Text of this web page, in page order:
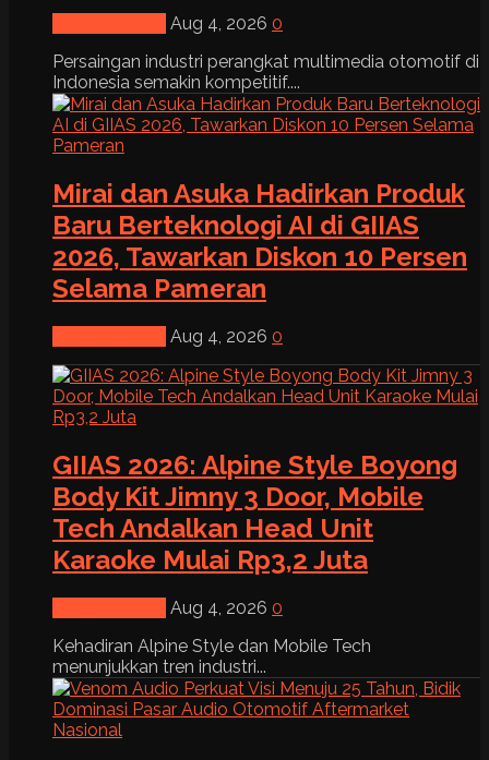
Aug 4, 2026 0
Persaingan industri perangkat multimedia otomotif di
Indonesia semakin kompetitif....
Mirai dan Asuka Hadirkan Produk
Baru Berteknologi AI di GIIAS
2026, Tawarkan Diskon 10 Persen
Selama Pameran
Aug 4, 2026 0
GIIAS 2026: Alpine Style Boyong
Body Kit Jimny 3 Door, Mobile
Tech Andalkan Head Unit
Karaoke Mulai Rp3,2 Juta
Aug 4, 2026 0
Kehadiran Alpine Style dan Mobile Tech
menunjukkan tren industri...